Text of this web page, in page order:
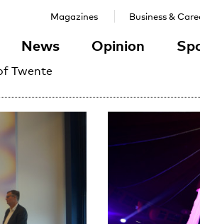
Twente
News Opinion
Magazines Business &